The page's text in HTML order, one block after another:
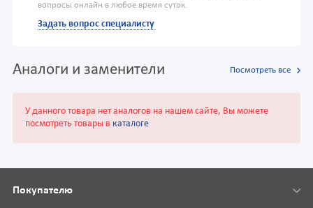
вопросы онлайн в любое время суток.
Задать вопрос специалисту
Аналоги и заменители Посмотреть все
У данного товара нет аналогов на нашем сайте, Вы можете
посмотреть товары в каталоге
Покупателю